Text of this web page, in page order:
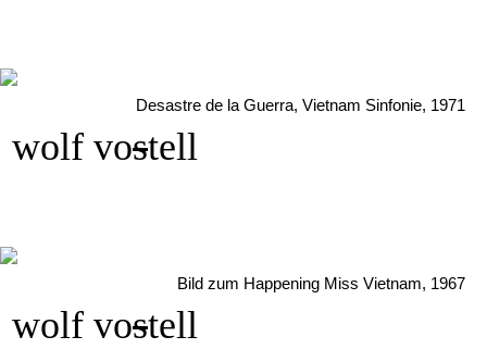
Desastre de la Guerra, Vietnam Sinfonie, 1971
wolf vostell
Bild zum Happening Miss Vietnam, 1967
wolf vostell